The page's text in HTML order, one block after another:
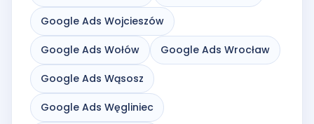
Google Ads Wojcieszów
Google Ads Wołów Google Ads Wrocław
Google Ads Wąsosz
Google Ads Węgliniec